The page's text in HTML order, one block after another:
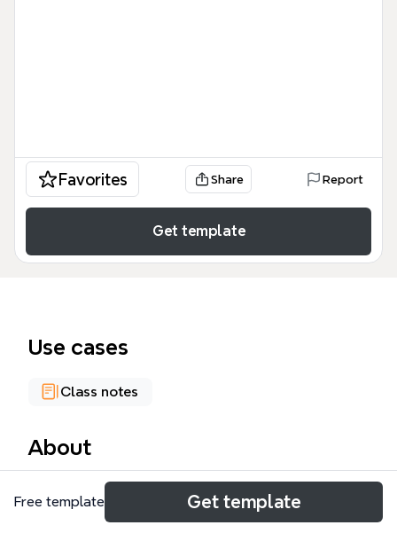
Favorites Share Report
Get template
Use cases
Class notes
About
El mapa conceptual 'Barroco' es una plantilla
educativa que cubre la música instrumental del
Free template Get template